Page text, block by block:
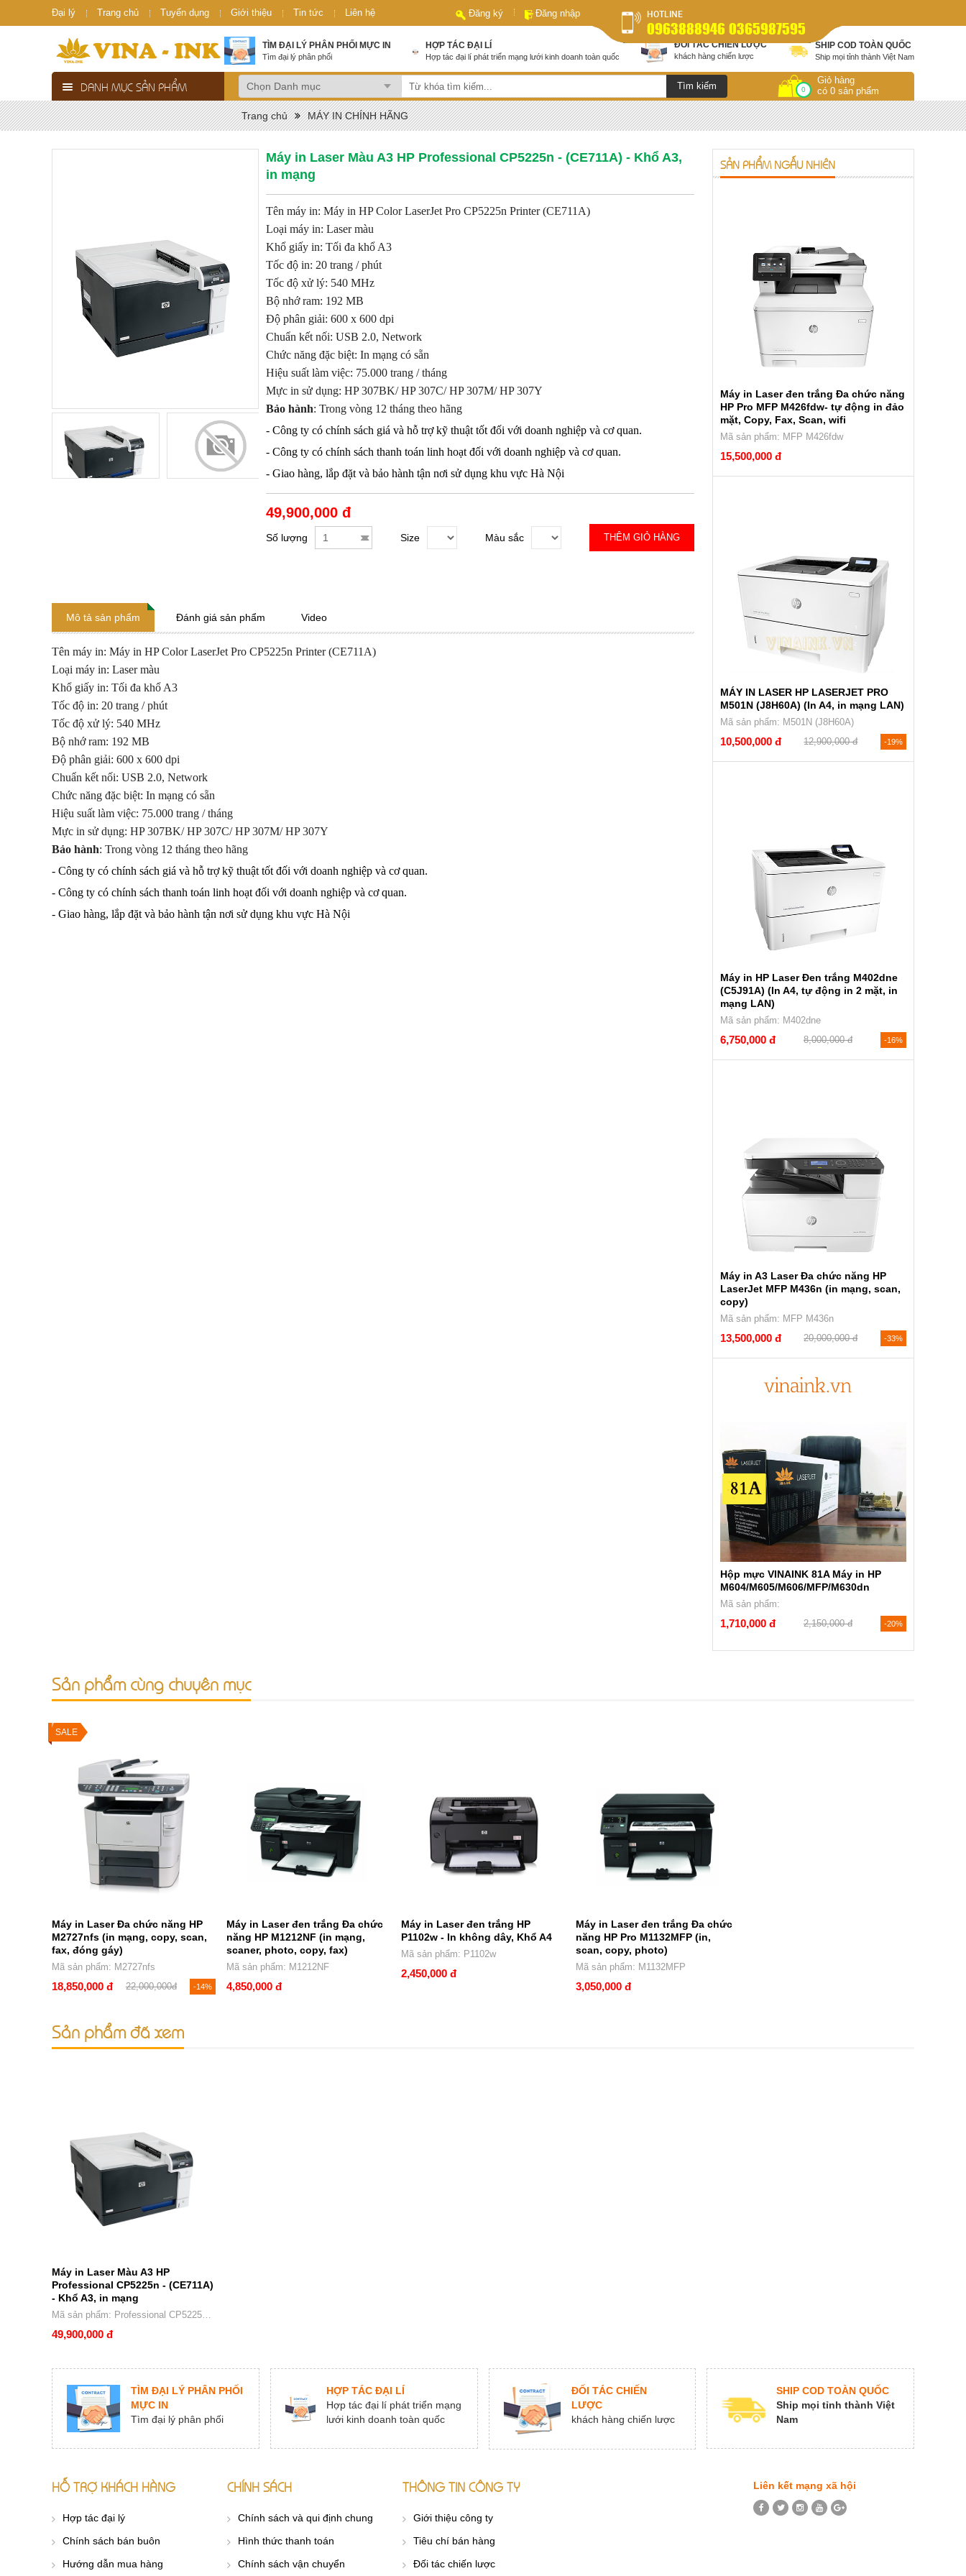
Đại lý Trang chủ Tuyển dụng Giới thiệu Tin tức Liên hệ Đăng ký Đăng nhập HOTLINE
0963888946 0365987595
TÌM ĐẠI LÝ PHÂN PHỐI MỰC IN
Tìm đại lý phân phối
HỢP TÁC ĐẠI LÍ
Hợp tác đại lí phát triển mạng lưới kinh doanh toàn quốc
ĐỐI TÁC CHIẾN LƯỢC
khách hàng chiến lược
SHIP COD TOÀN QUỐC
Ship mọi tỉnh thành Việt Nam
DANH MỤC SẢN PHẨM 0
Giỏ hàng
có 0 sản phẩm
Trang chủ MÁY IN CHÍNH HÃNG
Máy in Laser Màu A3 HP Professional CP5225n - (CE711A) - Khổ A3,
in mạng
Tên máy in: Máy in HP Color LaserJet Pro CP5225n Printer (CE711A)
Loại máy in: Laser màu
Khổ giấy in: Tối đa khổ A3
Tốc độ in: 20 trang / phút
Tốc độ xử lý: 540 MHz
Bộ nhớ ram: 192 MB
Độ phân giải: 600 x 600 dpi
Chuẩn kết nối: USB 2.0, Network
Chức năng đặc biệt: In mạng có sẵn
Hiệu suất làm việc: 75.000 trang / tháng
Mực in sử dụng: HP 307BK/ HP 307C/ HP 307M/ HP 307Y
Bảo hành: Trong vòng 12 tháng theo hãng
- Công ty có chính sách giá và hỗ trợ kỹ thuật tốt đối với doanh nghiệp và cơ quan.
- Công ty có chính sách thanh toán linh hoạt đối với doanh nghiệp và cơ quan.
- Giao hàng, lắp đặt và bảo hành tận nơi sử dụng khu vực Hà Nội
49,900,000 đ
Số lượng Size Màu sắc THÊM GIỎ HÀNG
Mô tả sản phẩm Đánh giá sản phẩm Video
Tên máy in: Máy in HP Color LaserJet Pro CP5225n Printer (CE711A)
Loại máy in: Laser màu
Khổ giấy in: Tối đa khổ A3
Tốc độ in: 20 trang / phút
Tốc độ xử lý: 540 MHz
Bộ nhớ ram: 192 MB
Độ phân giải: 600 x 600 dpi
Chuẩn kết nối: USB 2.0, Network
Chức năng đặc biệt: In mạng có sẵn
Hiệu suất làm việc: 75.000 trang / tháng
Mực in sử dụng: HP 307BK/ HP 307C/ HP 307M/ HP 307Y
Bảo hành: Trong vòng 12 tháng theo hãng
- Công ty có chính sách giá và hỗ trợ kỹ thuật tốt đối với doanh nghiệp và cơ quan.
- Công ty có chính sách thanh toán linh hoạt đối với doanh nghiệp và cơ quan.
- Giao hàng, lắp đặt và bảo hành tận nơi sử dụng khu vực Hà Nội
SẢN PHẨM NGẪU NHIÊN
Máy in Laser đen trắng Đa chức năng
HP Pro MFP M426fdw- tự động in đảo
mặt, Copy, Fax, Scan, wifi
Mã sản phẩm: MFP M426fdw
15,500,000 đ
MÁY IN LASER HP LASERJET PRO
M501N (J8H60A) (In A4, in mạng LAN)
Mã sản phẩm: M501N (J8H60A)
10,500,000 đ 12,900,000 đ -19%
Máy in HP Laser Đen trắng M402dne
(C5J91A) (In A4, tự động in 2 mặt, in
mạng LAN)
Mã sản phẩm: M402dne
6,750,000 đ 8,000,000 đ -16%
Máy in A3 Laser Đa chức năng HP
LaserJet MFP M436n (in mạng, scan,
copy)
Mã sản phẩm: MFP M436n
13,500,000 đ 20,000,000 đ -33%
Hộp mực VINAINK 81A Máy in HP
M604/M605/M606/MFP/M630dn
Mã sản phẩm:
1,710,000 đ 2,150,000 đ -20%
Sản phẩm cùng chuyên mục
SALE
Máy in Laser Đa chức năng HP
M2727nfs (in mạng, copy, scan,
fax, đóng gáy)
Mã sản phẩm: M2727nfs
18,850,000 đ 22,000,000đ -14%
Máy in Laser đen trắng Đa chức
năng HP M1212NF (in mạng,
scaner, photo, copy, fax)
Mã sản phẩm: M1212NF
4,850,000 đ
Máy in Laser đen trắng HP
P1102w - In không dây, Khổ A4
Mã sản phẩm: P1102w
2,450,000 đ
Máy in Laser đen trắng Đa chức
năng HP Pro M1132MFP (in,
scan, copy, photo)
Mã sản phẩm: M1132MFP
3,050,000 đ
Sản phẩm đã xem
Máy in Laser Màu A3 HP
Professional CP5225n - (CE711A)
- Khổ A3, in mạng
Mã sản phẩm: Professional CP5225n -
(CE711A)
49,900,000 đ
TÌM ĐẠI LÝ PHÂN PHỐI
MỰC IN
Tìm đại lý phân phối
HỢP TÁC ĐẠI LÍ
Hợp tác đại lí phát triển mạng
lưới kinh doanh toàn quốc
ĐỐI TÁC CHIẾN
LƯỢC
khách hàng chiến lược
SHIP COD TOÀN QUỐC
Ship mọi tỉnh thành Việt
Nam
HỖ TRỢ KHÁCH HÀNG
Hợp tác đại lý
Chính sách bán buôn
Hướng dẫn mua hàng
CHÍNH SÁCH
Chính sách và qui định chung
Hình thức thanh toán
Chính sách vận chuyển
THÔNG TIN CÔNG TY
Giới thiệu công ty
Tiêu chí bán hàng
Đối tác chiến lược
Liên kết mạng xã hội